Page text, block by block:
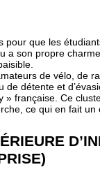
pour que les
a son propre
de vélo, de
détente et
française. Ce
ce qui en fait